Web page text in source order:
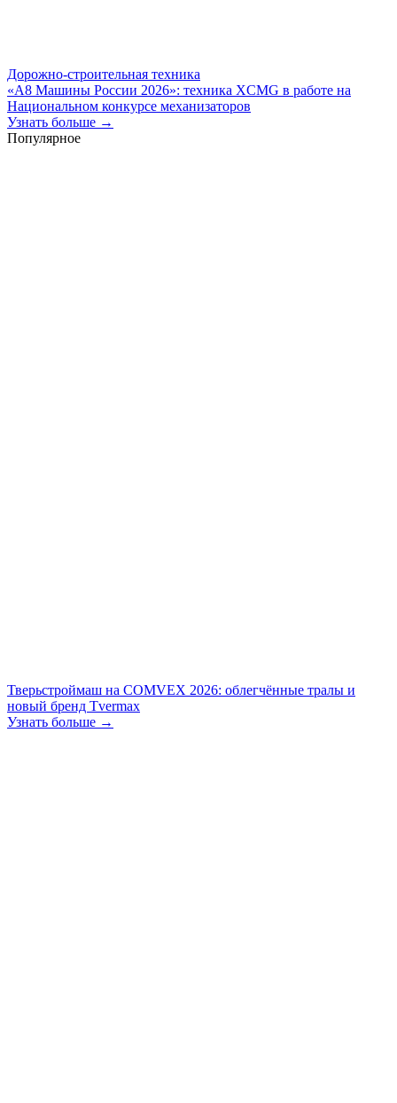
Дорожно-строительная техника
«А8 Машины России 2026»: техника XCMG в работе на
Национальном конкурсе механизаторов
Узнать больше →
Популярное
Тверьстроймаш на COMVEX 2026: облегчённые тралы и
новый бренд Tvermax
Узнать больше →